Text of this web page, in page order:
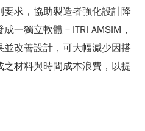
求，協助製造者強化設計降
一獨立軟體－ITRI AMSIM，
改善設計，可大幅減少因搭
材料與時間成本浪費，以提